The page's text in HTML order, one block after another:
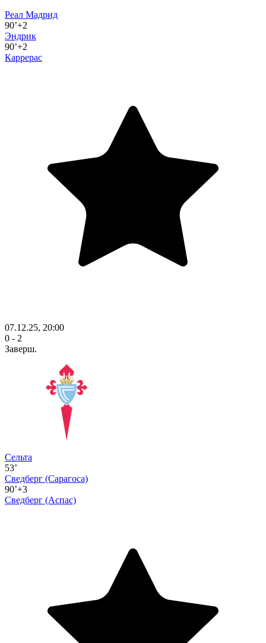
Реал Мадрид
90’+2
Эндрик
90’+2
Каррерас
07.12.25, 20:00
0 - 2
Заверш.
Сельта
53’
Сведберг (Сарагоса)
90’+3
Сведберг (Аспас)